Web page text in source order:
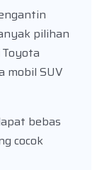
pilihan
mobil SUV
bebas
cocok